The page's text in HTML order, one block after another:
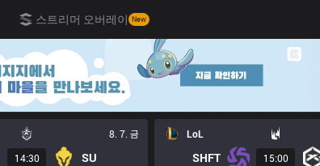
스트리머 오버레이 New
8. 7. 금
14:30 SU
LoL
SHFT 15:00